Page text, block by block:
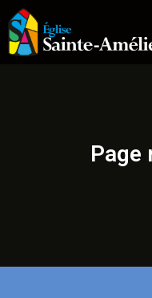
Page
ÉGLISE
NOUS